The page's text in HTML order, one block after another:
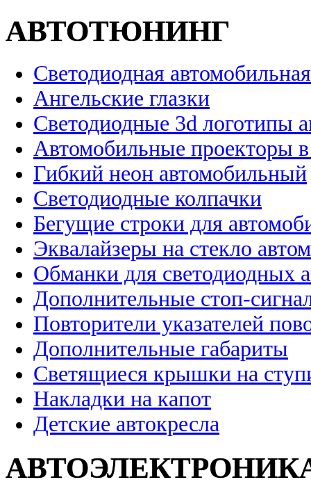
АВТОТЮНИНГ
Светодиодная
Ангельские глазки
Светодиодные 3d логотипы
Автомобильные проекторы
Гибкий неон автомобильный
Светодиодные колпачки
Бегущие строки для
Эквалайзеры на стекло
Обманки для светодиодных
Дополнительные стоп-
Повторители указателей
Дополнительные габариты
Светящиеся крышки на
Накладки на капот
Детские автокресла